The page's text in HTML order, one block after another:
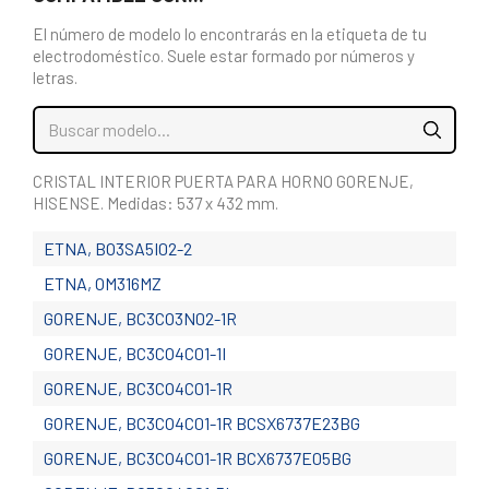
El número de modelo lo encontrarás en la etiqueta de tu
electrodoméstico. Suele estar formado por números y
letras.
CRISTAL INTERIOR PUERTA PARA HORNO GORENJE,
HISENSE. Medidas: 537 x 432 mm.
ETNA, BO3SA5I02-2
ETNA, OM316MZ
GORENJE, BC3CO3N02-1R
GORENJE, BC3CO4C01-1I
GORENJE, BC3CO4C01-1R
GORENJE, BC3CO4C01-1R BCSX6737E23BG
GORENJE, BC3CO4C01-1R BCX6737E05BG